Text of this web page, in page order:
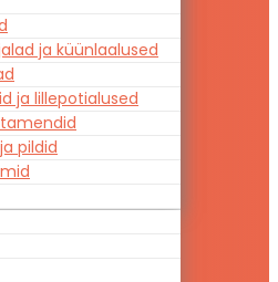
ja küünlaalused
ja lillepotialused
pildid